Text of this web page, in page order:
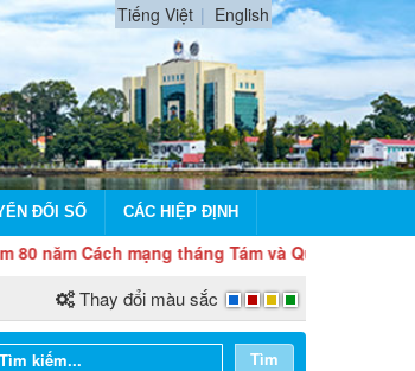
Tiếng Việt English
ĐỔI SỐ CÁC HIỆP ĐỊNH
mạng tháng Tám và Quốc khánh 2/9
Thay đổi màu sắc
Tìm